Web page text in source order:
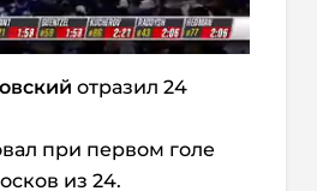
отразил 24
при первом голе
из 24.